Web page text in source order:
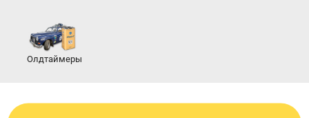
Олдтаймеры